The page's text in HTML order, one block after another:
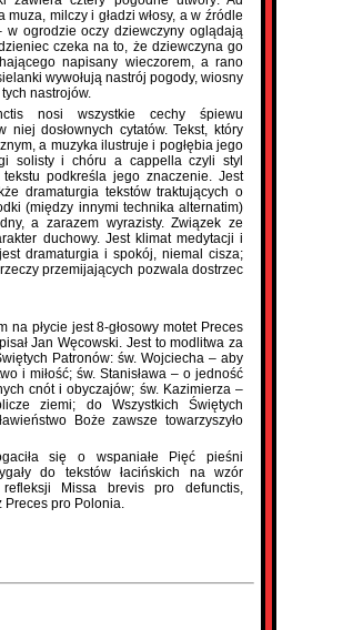
milczy i gładzi włosy, a w źródle
w ogrodzie oczy dziewczyny oglądają
czeka na to, że dziewczyna go
napisany wieczorem, a rano
wywołują nastrój pogody, wiosny
nastrojów.
nosi wszystkie cechy śpiewu
dosłownych cytatów. Tekst, który
a muzyka ilustruje i pogłębia jego
solisty i chóru a cappella czyli styl
tekstu podkreśla jego znaczenie. Jest
dramaturgia tekstów traktujących o
(między innymi technika alternatim)
a zarazem wyrazisty. Związek ze
duchowy. Jest klimat medytacji i
dramaturgia i spokój, niemal cisza;
przemijających pozwala dostrzec
na płycie jest 8-głosowy motet Preces
Jan Węcowski. Jest to modlitwa za
Patronów: św. Wojciecha – aby
i miłość; św. Stanisława – o jedność
cnót i obyczajów; św. Kazimierza –
ziemi; do Wszystkich Świętych
Boże zawsze towarzyszyło
się o wspaniałe Pięć pieśni
do tekstów łacińskich na wzór
Missa brevis pro defunctis,
Preces pro Polonia.